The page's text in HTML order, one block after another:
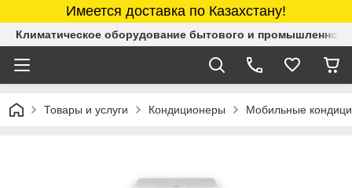
Имеется доставка по Казахстану!
Климатическое оборудование бытового и промышленного
Товары и услуги Кондиционеры Мобильные